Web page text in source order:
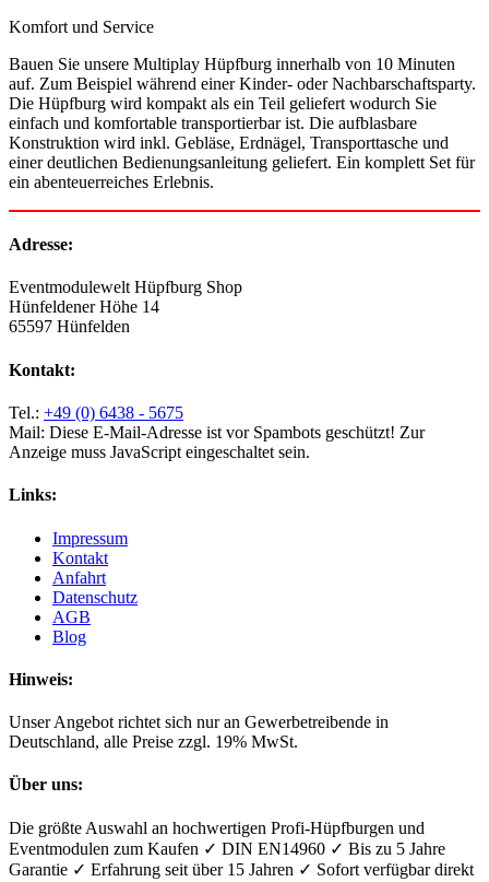
Komfort und Service
Bauen Sie unsere Multiplay Hüpfburg innerhalb von 10 Minuten
auf. Zum Beispiel während einer Kinder- oder Nachbarschaftsparty.
Die Hüpfburg wird kompakt als ein Teil geliefert wodurch Sie
einfach und komfortable transportierbar ist. Die aufblasbare
Konstruktion wird inkl. Gebläse, Erdnägel, Transporttasche und
einer deutlichen Bedienungsanleitung geliefert. Ein komplett Set für
ein abenteuerreiches Erlebnis.
Adresse:
Eventmodulewelt Hüpfburg Shop
Hünfeldener Höhe 14
65597 Hünfelden
Kontakt:
Tel.: +49 (0) 6438 - 5675
Mail: Diese E-Mail-Adresse ist vor Spambots geschützt! Zur
Anzeige muss JavaScript eingeschaltet sein.
Links:
Impressum
Kontakt
Anfahrt
Datenschutz
AGB
Blog
Hinweis:
Unser Angebot richtet sich nur an Gewerbetreibende in
Deutschland, alle Preise zzgl. 19% MwSt.
Über uns:
Die größte Auswahl an hochwertigen Profi-Hüpfburgen und
Eventmodulen zum Kaufen ✓ DIN EN14960 ✓ Bis zu 5 Jahre
Garantie ✓ Erfahrung seit über 15 Jahren ✓ Sofort verfügbar direkt